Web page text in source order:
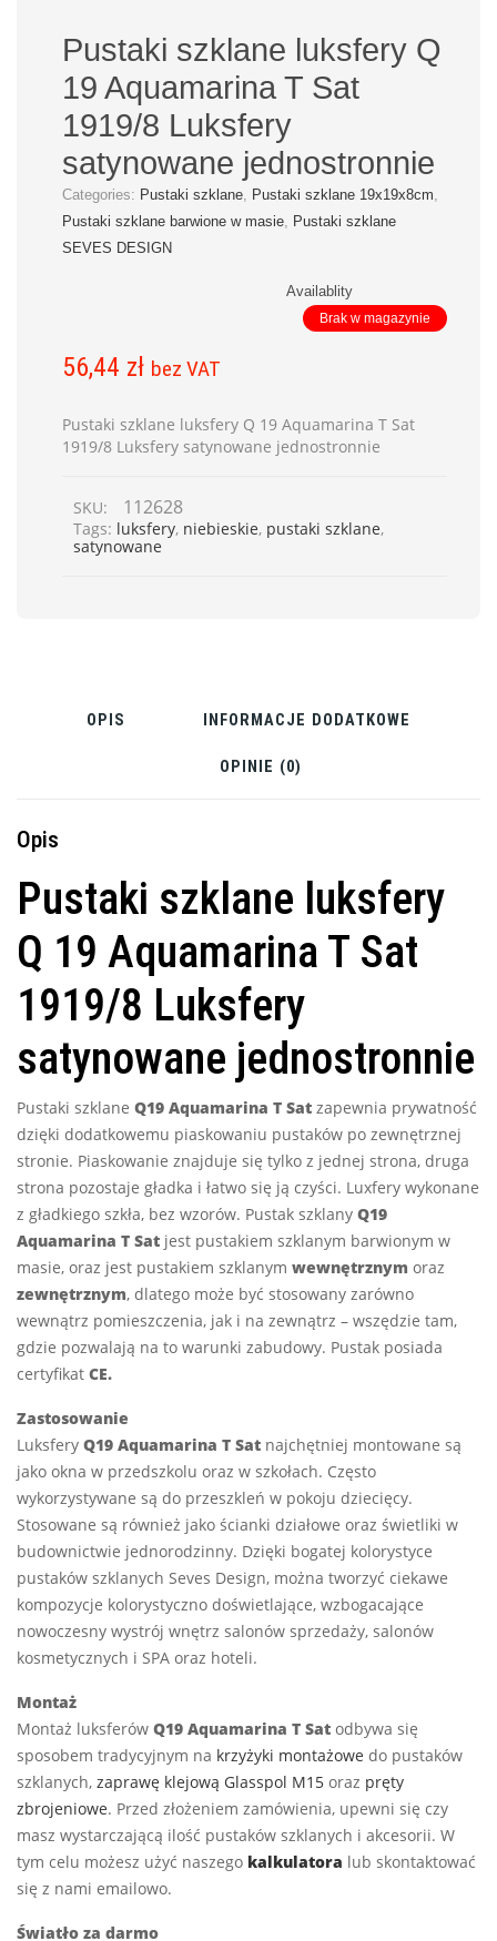
Pustaki szklane luksfery Q
19 Aquamarina T Sat
1919/8 Luksfery
satynowane jednostronnie
Categories: Pustaki szklane Pustaki szklane 19x19x8cm
Pustaki szklane barwione w masie
Pustaki szklane
SEVES DESIGN
Availablity
Brak w magazynie
56,44 zł bez VAT
Pustaki szklane luksfery Q 19 Aquamarina T Sat
1919/8 Luksfery satynowane jednostronnie
SKU: 112628
Tags: luksfery, niebieskie, pustaki szklane,
satynowane
OPIS INFORMACJE DODATKOWE
OPINIE (0)
Opis
Pustaki szklane luksfery
Q 19 Aquamarina T Sat
1919/8 Luksfery
satynowane jednostronnie
Pustaki szklane Q19 Aquamarina T Sat zapewnia prywatność
dzięki dodatkowemu piaskowaniu pustaków po zewnętrznej
stronie. Piaskowanie znajduje się tylko z jednej strona, druga
strona pozostaje gładka i łatwo się ją czyści. Luxfery wykonane
z gładkiego szkła, bez wzorów. Pustak szklany Q19
Aquamarina T Sat jest pustakiem szklanym barwionym w
masie, oraz jest pustakiem szklanym wewnętrznym oraz
zewnętrznym, dlatego może być stosowany zarówno
wewnątrz pomieszczenia, jak i na zewnątrz – wszędzie tam,
gdzie pozwalają na to warunki zabudowy. Pustak posiada
certyfikat CE.
Zastosowanie
Luksfery Q19 Aquamarina T Sat najchętniej montowane są
jako okna w przedszkolu oraz w szkołach. Często
wykorzystywane są do przeszkleń w pokoju dziecięcy.
Stosowane są również jako ścianki działowe oraz świetliki w
budownictwie jednorodzinny. Dzięki bogatej kolorystyce
pustaków szklanych Seves Design, można tworzyć ciekawe
kompozycje kolorystyczno doświetlające, wzbogacające
nowoczesny wystrój wnętrz salonów sprzedaży, salonów
kosmetycznych i SPA oraz hoteli.
Montaż
Montaż luksferów Q19 Aquamarina T Sat odbywa się
sposobem tradycyjnym na krzyżyki montażowe do pustaków
szklanych, zaprawę klejową Glasspol M15 oraz pręty
zbrojeniowe. Przed złożeniem zamówienia, upewni się czy
masz wystarczającą ilość pustaków szklanych i akcesorii. W
tym celu możesz użyć naszego kalkulatora lub skontaktować
się z nami emailowo.
Światło za darmo